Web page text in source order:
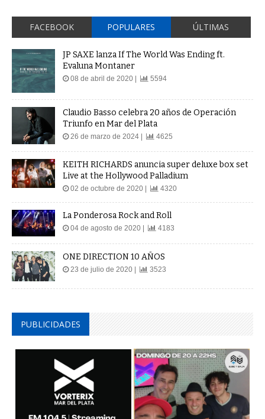
FACEBOOK POPULARES ÚLTIMAS
JP SAXE lanza If The World Was Ending ft.
Evaluna Montaner
08 de abril de 2020 | 5594
Claudio Basso celebra 20 años de Operación
Triunfo en Mar del Plata
26 de marzo de 2024 | 4625
KEITH RICHARDS anuncia super deluxe box set
Live at the Hollywood Palladium
02 de octubre de 2020 | 4320
La Ponderosa Rock and Roll
04 de agosto de 2020 | 4183
ONE DIRECTION 10 AÑOS
23 de julio de 2020 | 3523
PUBLICIDADES